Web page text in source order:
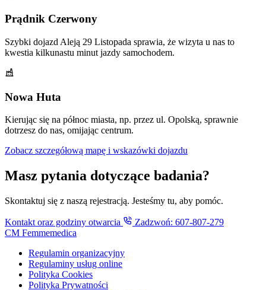
Prądnik Czerwony
Szybki dojazd Aleją 29 Listopada sprawia, że wizyta u nas to
kwestia kilkunastu minut jazdy samochodem.
Nowa Huta
Kierując się na północ miasta, np. przez ul. Opolską, sprawnie
dotrzesz do nas, omijając centrum.
Zobacz szczegółową mapę i wskazówki dojazdu
Masz pytania dotyczące badania?
Skontaktuj się z naszą rejestracją. Jesteśmy tu, aby pomóc.
Kontakt oraz godziny otwarcia
Zadzwoń: 607-807-279
CM Femmemedica
Regulamin organizacyjny
Regulaminy usług online
Polityka Cookies
Polityka Prywatności